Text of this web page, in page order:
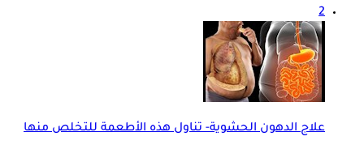
2
علاج الدهون الحشوية- تناول هذه الأطعمة للتخلص منها